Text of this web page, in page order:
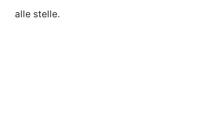
alle stelle.